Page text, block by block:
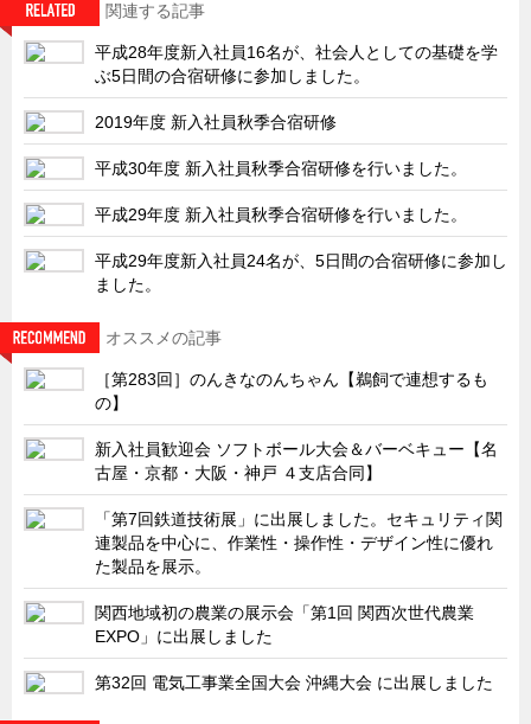
関連する記事
平成28年度新入社員16名が、社会人としての基礎を学
ぶ5日間の合宿研修に参加しました。
2019年度 新入社員秋季合宿研修
平成30年度 新入社員秋季合宿研修を行いました。
平成29年度 新入社員秋季合宿研修を行いました。
平成29年度新入社員24名が、5日間の合宿研修に参加し
ました。
オススメの記事
［第283回］のんきなのんちゃん【鵜飼で連想するも
の】
新入社員歓迎会 ソフトボール大会＆バーベキュー【名
古屋・京都・大阪・神戸 ４支店合同】
「第7回鉄道技術展」に出展しました。セキュリティ関
連製品を中心に、作業性・操作性・デザイン性に優れ
た製品を展示。
関西地域初の農業の展示会「第1回 関西次世代農業
EXPO」に出展しました
第32回 電気工事業全国大会 沖縄大会 に出展しました